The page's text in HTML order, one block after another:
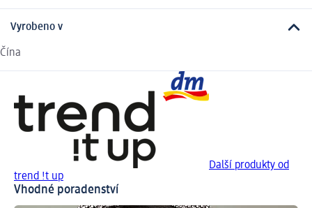
Vyrobeno v
Čína
Další produkty od
trend !t up
Vhodné poradenství